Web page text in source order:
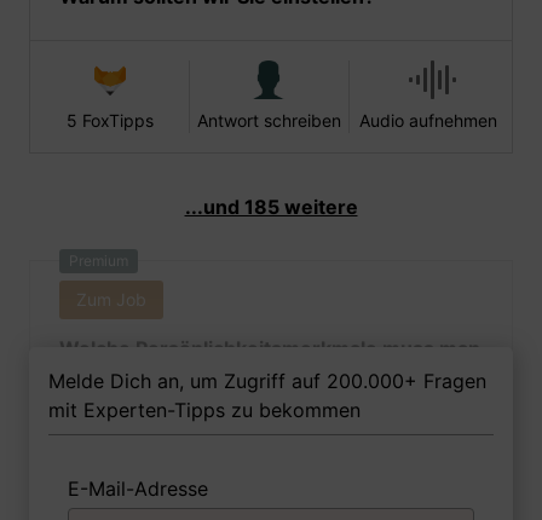
5 FoxTipps Antwort schreiben Audio aufnehmen
...und 185 weitere
Premium
Zum Job
Welche Persönlichkeitsmerkmale muss man
als Fachwirtin - Erziehungswesen Ihrer
Meinung nach besitzen, um in dem Job
erfolgreich zu sein?
Melde Dich an, um Zugriff auf 200.000+ Fragen
mit Experten-Tipps zu bekommen
E-Mail-Adresse